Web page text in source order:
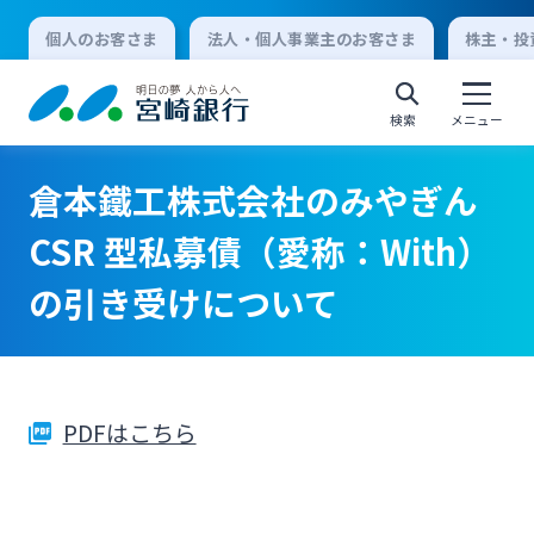
個人のお客さま 法人・個人事業主のお客さま 株主・
検索 メニュー
個人向けインターネットバンキング
ログオン
倉本鐵工株式会社のみやぎん
CSR 型私募債（愛称：With）
の引き受けについて
PDFはこちら